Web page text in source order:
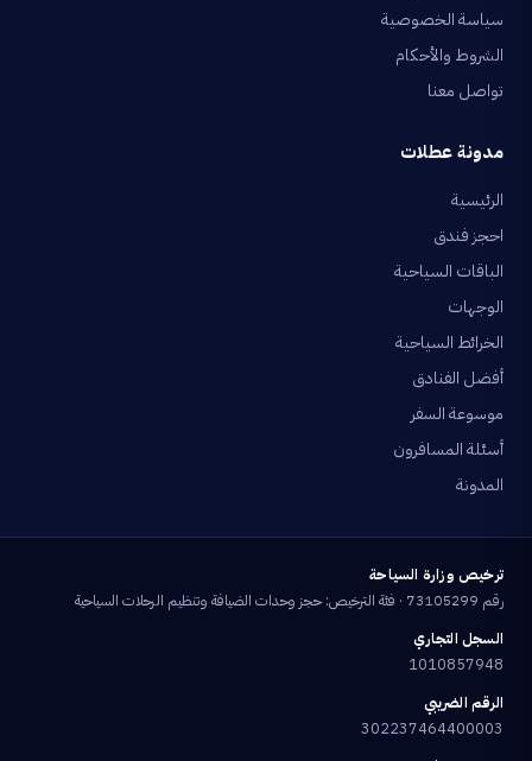
سياسة الخصوصية
الشروط والأحكام
تواصل معنا
مدونة عطلات
الرئيسية
احجز فندق
الباقات السياحية
الوجهات
الخرائط السياحية
أفضل الفنادق
موسوعة السفر
أسئلة المسافرون
المدونة
ترخيص وزارة السياحة
رقم 73105299 · فئة الترخيص: حجز وحدات الضيافة وتنظيم الرحلات السياحية
السجل التجاري
1010857948
الرقم الضريبي
302237464400003